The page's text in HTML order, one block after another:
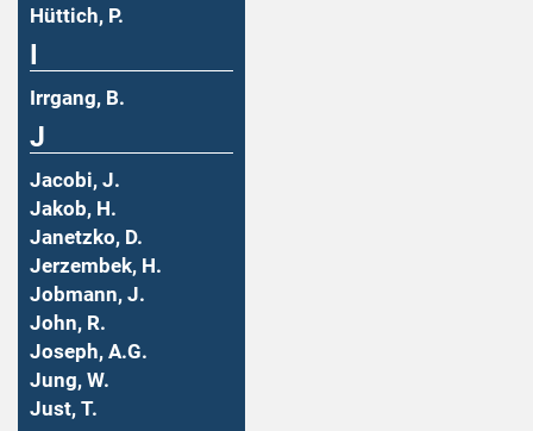
Hüttich, P.
Irrgang, B.
J
Jacobi, J.
Jakob, H.
Janetzko, D.
Jerzembek, H.
Jobmann, J.
John, R.
Joseph, A.G.
Jung, W.
Just, T.